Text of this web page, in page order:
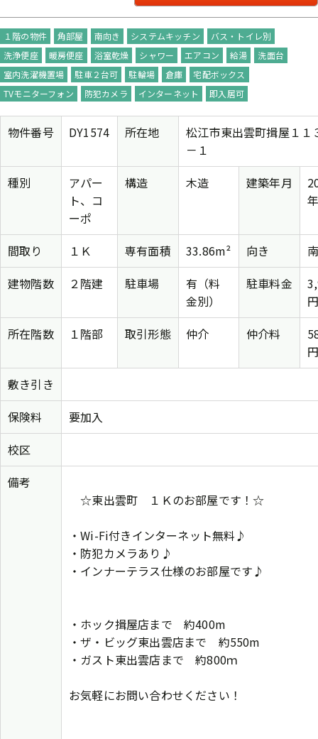
１階の物件 角部屋 南向き システムキッチン
バス・トイレ別
洗浄便座
暖房便座 浴室乾燥 シャワー エアコン 給湯
洗面台
室内洗濯機置場
駐車２台可 駐輪場 倉庫
宅配ボックス
TVモニターフォン
防犯カメラ インターネット 即入居可
物件番号 DY1574 所在地
松江市東出雲町揖屋１１
－１
種別
アパー
ト、コ
ーポ
構造 木造 建築年月
間取り １Ｋ 専有面積 33.86m² 向き
建物階数
２階建 駐車場
有（料
金別）
駐車料金
所在階数
１階部 取引形態 仲介 仲介料
敷き引き
保険料
要加入
校区
備考
☆東出雲町 １Ｋのお部屋です！☆
・Wi-Fi付きインターネット無料♪
・防犯カメラあり♪
・インナーテラス仕様のお部屋です♪
・ホック揖屋店まで 約400m
・ザ・ビッグ東出雲店まで 約550m
・ガスト東出雲店まで 約800ｍ
お気軽にお問い合わせください！